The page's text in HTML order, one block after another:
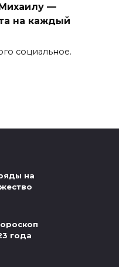
—
на каждый
социальное.
на
года